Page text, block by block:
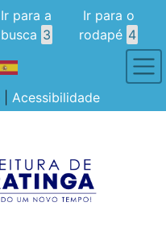
Ir para a
busca 3
Ir para o
rodapé 4
Acessibilidade